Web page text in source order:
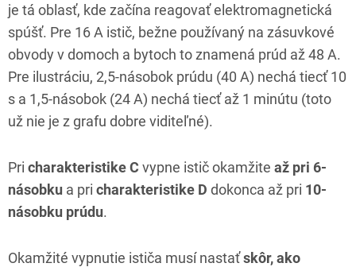
je tá oblasť, kde začína reagovať elektromagnetická
spúšť. Pre 16 A istič, bežne používaný na zásuvkové
obvody v domoch a bytoch to znamená prúd až 48 A.
Pre ilustráciu, 2,5-násobok prúdu (40 A) nechá tiecť 10
s a 1,5-násobok (24 A) nechá tiecť až 1 minútu (toto
už nie je z grafu dobre viditeľné).
Pri charakteristike C vypne istič okamžite až pri 6-
násobku a pri charakteristike D dokonca až pri 10-
násobku prúdu.
Okamžité vypnutie ističa musí nastaťskôr, ako